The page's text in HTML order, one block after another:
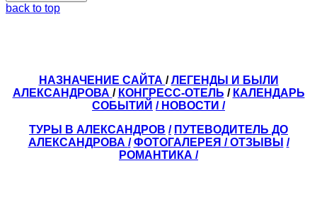
back to top
НАЗНАЧЕНИЕ САЙТА /ЛЕГЕНДЫ И БЫЛИ
АЛЕКСАНДРОВА / КОНГРЕСС-ОТЕЛЬ / КАЛЕНДАРЬ
СОБЫТИЙ / НОВОСТИ /
ТУРЫ В АЛЕКСАНДРОВ / ПУТЕВОДИТЕЛЬ ДО
АЛЕКСАНДРОВА / ФОТОГАЛЕРЕЯ /ОТЗЫВЫ /
РОМАНТИКА /